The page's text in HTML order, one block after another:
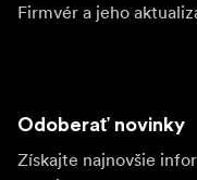
Firmvér a jeho
Odoberať novinky
Získajte najnovšie